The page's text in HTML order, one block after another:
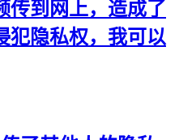
传到网上，造成了
犯隐私权，我可以